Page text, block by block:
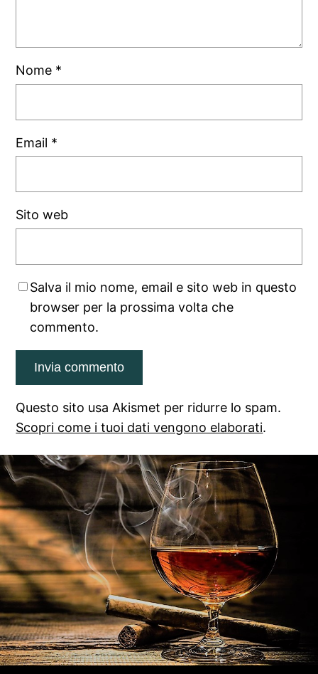
Nome *
Email *
Sito web
Salva il mio nome, email e sito web in questo
browser per la prossima volta che
commento.
Questo sito usa Akismet per ridurre lo spam.
Scopri come i tuoi dati vengono elaborati.